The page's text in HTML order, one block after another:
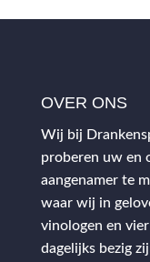
OVER ONS
Wij bij
proberen uw en
aangenamer te
waar wij in
vinologen en
dagelijks bezig